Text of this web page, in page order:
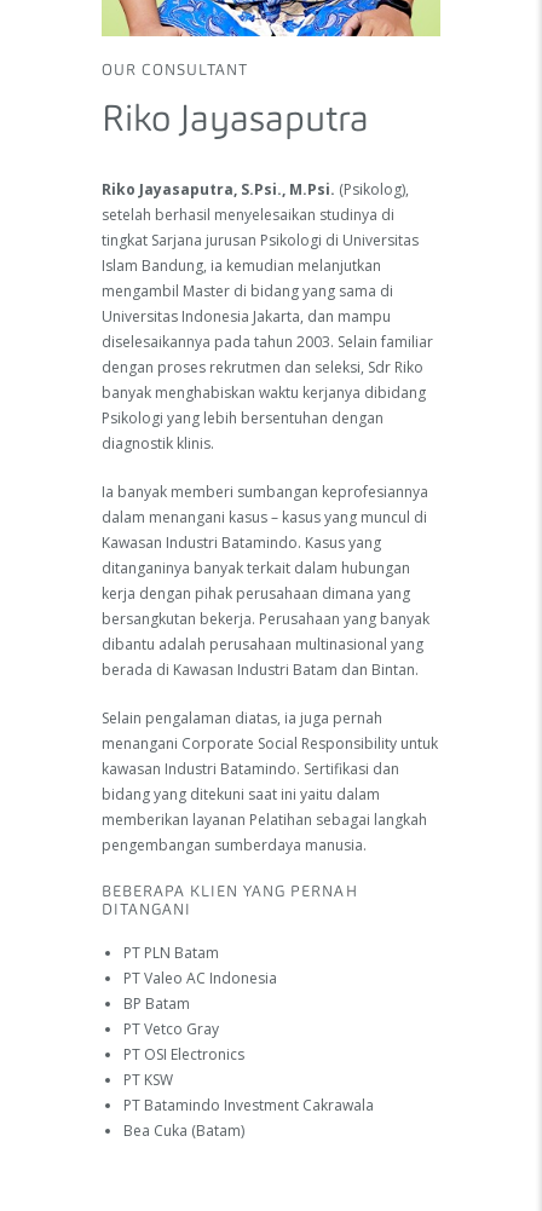
OUR CONSULTANT
Riko Jayasaputra
Riko Jayasaputra, S.Psi., M.Psi. (Psikolog),
setelah berhasil menyelesaikan studinya di
tingkat Sarjana jurusan Psikologi di Universitas
Islam Bandung, ia kemudian melanjutkan
mengambil Master di bidang yang sama di
Universitas Indonesia Jakarta, dan mampu
diselesaikannya pada tahun 2003. Selain familiar
dengan proses rekrutmen dan seleksi, Sdr Riko
banyak menghabiskan waktu kerjanya dibidang
Psikologi yang lebih bersentuhan dengan
diagnostik klinis.
Ia banyak memberi sumbangan keprofesiannya
dalam menangani kasus – kasus yang muncul di
Kawasan Industri Batamindo. Kasus yang
ditanganinya banyak terkait dalam hubungan
kerja dengan pihak perusahaan dimana yang
bersangkutan bekerja. Perusahaan yang banyak
dibantu adalah perusahaan multinasional yang
berada di Kawasan Industri Batam dan Bintan.
Selain pengalaman diatas, ia juga pernah
menangani Corporate Social Responsibility untuk
kawasan Industri Batamindo. Sertifikasi dan
bidang yang ditekuni saat ini yaitu dalam
memberikan layanan Pelatihan sebagai langkah
pengembangan sumberdaya manusia.
BEBERAPA KLIEN YANG PERNAH
DITANGANI
PT PLN Batam
PT Valeo AC Indonesia
BP Batam
PT Vetco Gray
PT OSI Electronics
PT KSW
PT Batamindo Investment Cakrawala
Bea Cuka (Batam)